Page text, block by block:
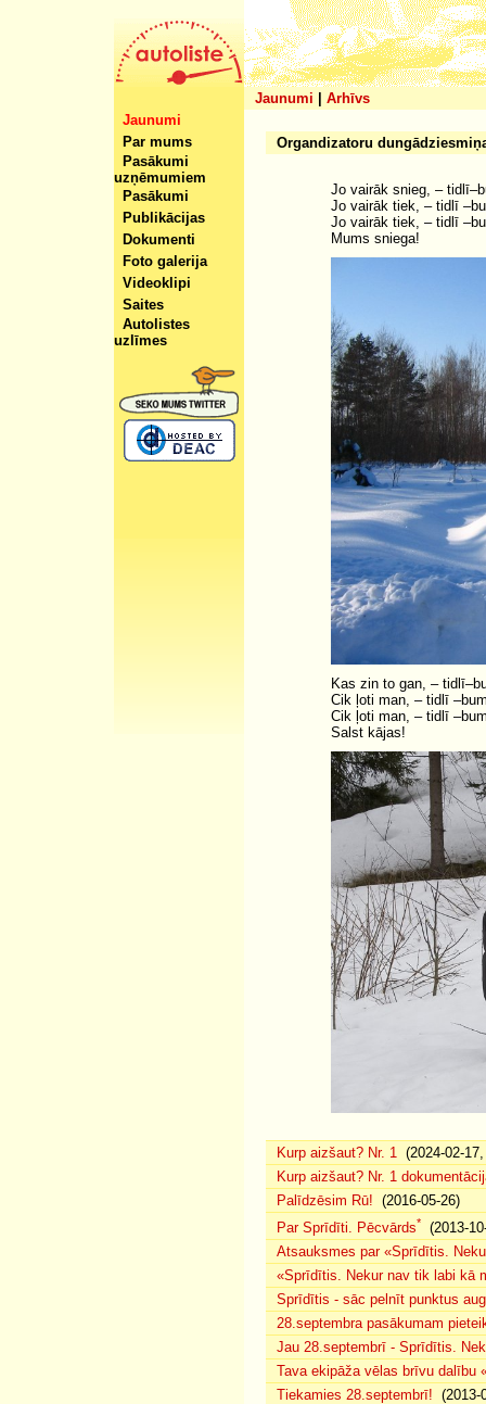
Jaunumi
Arhīvs
Jaunumi
Par mums
Pasākumi
uzņēmumiem
Pasākumi
Publikācijas
Dokumenti
Foto galerija
Videoklipi
Saites
Autolistes
uzlīmes
Organdizatoru
Jo vairāk snieg, –
Jo vairāk tiek, – tidlī
Jo vairāk tiek, – tidlī
Mums sniega!
Kas zin to gan, –
Cik ļoti man, – tidlī
Cik ļoti man, – tidlī
Salst kājas!
Kurp aizšaut? Nr. 1 (2024-02-
Kurp aizšaut? Nr. 1
Palīdzēsim Rū! (2016-05-26)
Par Sprīdīti. Pēcvārds*
(2013-
Atsauksmes par «Sprīdītis.
«Sprīdītis. Nekur nav tik labi kā
Sprīdītis - sāc pelnīt punktus
28.septembra pasākumam
Jau 28.septembrī - Sprīdītis.
Tava ekipāža vēlas brīvu dalību
Tiekamies 28.septembrī! (2013-